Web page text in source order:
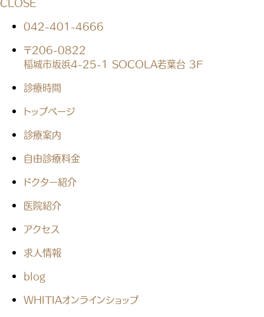
042-401-4666
〒206-0822
稲城市坂浜4-25-1 SOCOLA若葉台 3F
診療時間
トップページ
診療案内
自由診療料金
ドクター紹介
医院紹介
アクセス
求人情報
blog
WHITIAオンラインショップ